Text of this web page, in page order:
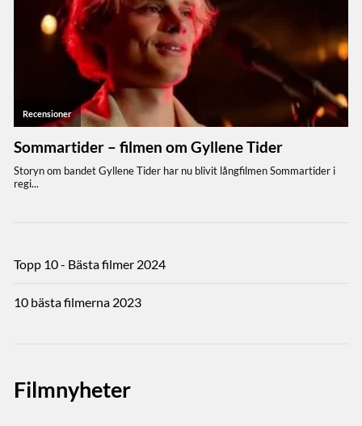
Topp 10 - Bästa filmer 2024
10 bästa filmerna 2023
Filmnyheter